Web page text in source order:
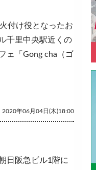
付け役となったお
千里中央駅近くの
ェ「Gong cha（ゴ
2020年06月04日(木)18:00
日阪急ビル1階に